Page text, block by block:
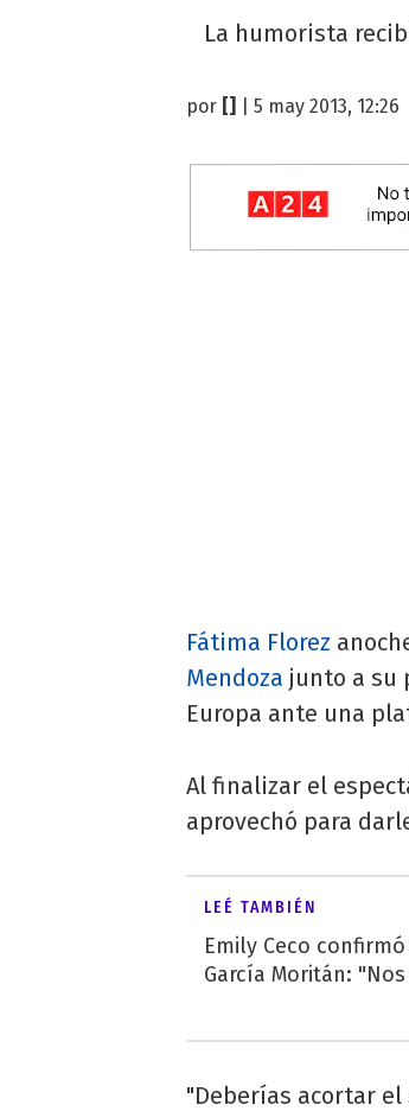
La humorista
por | 5 may 2013, 12:26
Fátima Florez
Mendoza junto a su
Europa ante una
Al finalizar el
aprovechó para
LEÉ TAMBIÉN
Emily Ceco
García Moritán:
"Deberías acortar